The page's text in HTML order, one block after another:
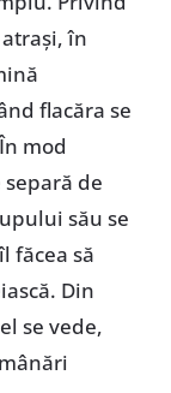
în
flacăra se
mod
de
său se
făcea să
Din
se vede,